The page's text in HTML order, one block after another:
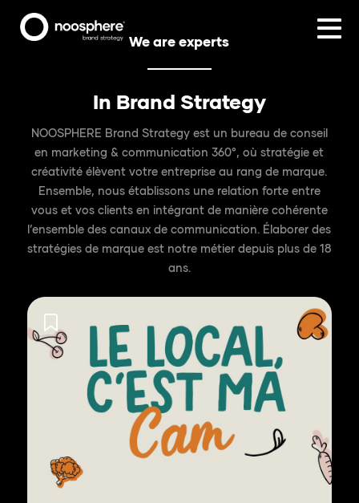
We are experts
In Brand Strategy
NOOSPHERE Brand Strategy est un bureau de conseil
en marketing & communication 360°, où stratégie et
créativité élèvent votre entreprise au rang de marque.
Ensemble, nous établissons une relation forte entre
vous et vos clients en intégrant de manière cohérente
l’ensemble des canaux de communication. Élaborer des
stratégies de marque est notre métier depuis plus de 18
ans.